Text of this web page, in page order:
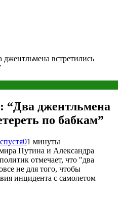
встретились
джентльмена
по бабкам”
01 минуты
Путина и Александра
отмечает, что "два
не для того, чтобы
инцидента с самолетом